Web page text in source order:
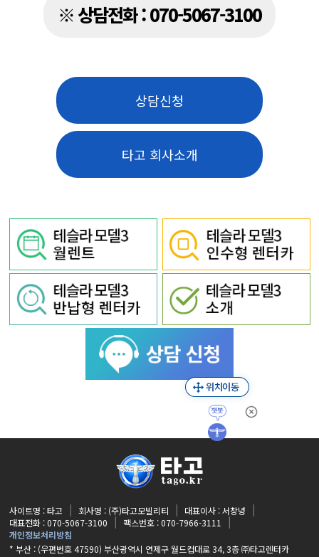
※ 상담전화 : 070-5067-3100
상담신청
타고 회사소개
사이트명 : 타고 회사명 : (주)타고모빌리티
대표이사 : 서창녕
대표전화 : 070-5067-3100
팩스번호 : 070-7966-3111
개인정보처리방침
* 부산 : (우편번호 47590) 부산광역시 연제구 월드컵대로 34, 3층 ㈜타고렌터카